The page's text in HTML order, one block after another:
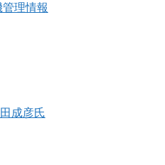
理情報
成彦氏